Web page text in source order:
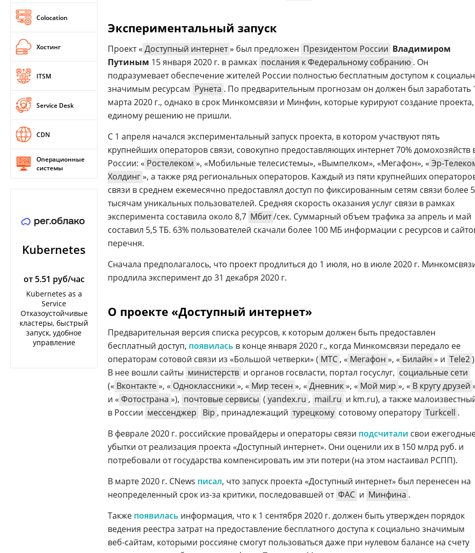
Colocation
Хостинг
ITSM
Service Desk
CDN
Операционные
системы
Kubernetes
от 5.51 руб/час
Kubernetes as a
Service
Отказоустойчивые
кластеры, быстрый
запуск, удобное
управление
Экспериментальный запуск
Проект « Доступный интернет» был предложен Президентом России Владимиром
Путиным 15 января 2020 г. в рамках послания к Федеральному собранию . Он
подразумевает обеспечение жителей России полностью бесплатным доступом к
значимым ресурсам Рунета . По предварительным прогнозам он должен был заработать
марта 2020 г., однако в срок Минкомсвязи и Минфин, которые курируют создание проекта,
единому решению не пришли.
С 1 апреля начался экспериментальный запуск проекта, в котором участвуют пять
крупнейших операторов связи, совокупно предоставляющих интернет 70% домохозяйств
России: « Ростелеком », «Мобильные телесистемы», «Вымпелком», «Мегафон», « Эр-
Холдинг», а также ряд региональных операторов. Каждый из пяти крупнейших
связи в среднем ежемесячно предоставлял доступ по фиксированным сетям связи более
тысячам уникальных пользователей. Средняя скорость оказания услуг связи в рамках
эксперимента составила около 8,7 Мбит/сек. Суммарный объем трафика за апрель и май
составил 5,5 ТБ. 63% пользователей скачали более 100 МБ информации с ресурсов и
перечня.
Сначала предполагалось, что проект продлиться до 1 июля, но в июле 2020 г.
продлила эксперимент до 31 декабря 2020 г.
О проекте «Доступный интернет»
Предварительная версия списка ресурсов, к которым должен быть предоставлен
бесплатный доступ, появилась в конце января 2020 г., когда Минкомсвязи передало ее
операторам сотовой связи из «Большой четверки» ( МТС , « Мегафон », « Билайн » и Tele2
В нее вошли сайты министерств и органов госвласти, портал госуслуг, социальные сети
(« Вконтакте», « Одноклассники », « Мир тесен », « Дневник», « Мой мир », « В кругу друзей
и « Фотострана »), почтовые сервисы ( yandex.ru , mail.ru и km.ru), а также
в России мессенджер Bip , принадлежащий турецкому сотовому оператору Turkcell .
В феврале 2020 г. российские провайдеры и операторы связи подсчитали свои
убытки от реализация проекта «Доступный интернет». Они оценили их в 150 млрд руб. и
потребовали от государства компенсировать им эти потери (на этом настаивал РСПП).
В марте 2020 г. CNews писал, что запуск проекта «Доступный интернет» был перенесен на
неопределенный срок из-за критики, последовавшей от ФАС и Минфина .
Также появилась информация, что к 1 сентября 2020 г. должен быть утвержден порядок
ведения реестра затрат на предоставление бесплатного доступа к социально значимым
веб-сайтам, которыми россияне смогут пользоваться даже при нулевом балансе на счету